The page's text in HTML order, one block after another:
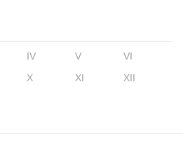
IV V
VI
X XI XII